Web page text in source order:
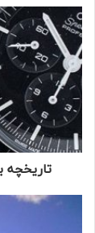
تاریخچه